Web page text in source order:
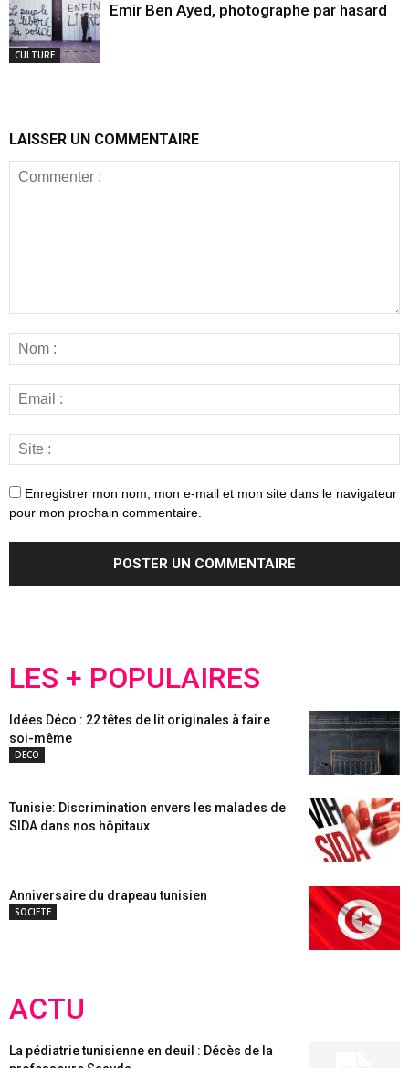
CULTURE
Emir Ben Ayed, photographe par hasard
LAISSER UN COMMENTAIRE
Enregistrer mon nom, mon e-mail et mon site dans le navigateur
pour mon prochain commentaire.
LES + POPULAIRES
Idées Déco : 22 têtes de lit originales à faire
soi-même
DECO
Tunisie: Discrimination envers les malades de
SIDA dans nos hôpitaux
Anniversaire du drapeau tunisien
SOCIETE
ACTU
La pédiatrie tunisienne en deuil : Décès de la